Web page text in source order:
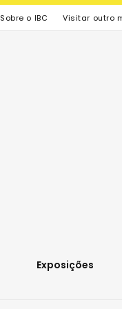
Sobre o IBC Visitar outro
Exposições